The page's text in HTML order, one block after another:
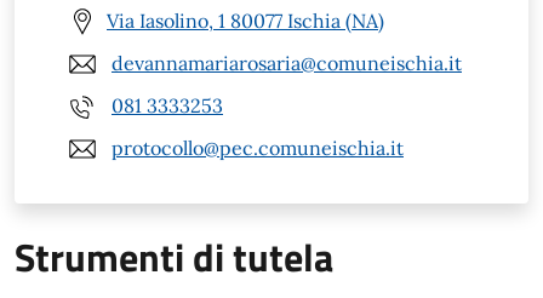
Via Iasolino, 1 80077 Ischia (NA)
devannamariarosaria@comuneischia.it
081 3333253
protocollo@pec.comuneischia.it
Strumenti di tutela